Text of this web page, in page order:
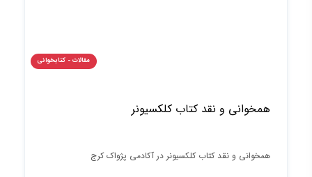
مقالات - کتابخوانی
همخوانی و نقد کتاب کلکسیونر
همخوانی و نقد کتاب کلکسیونر در آکادمی پژواک کرج